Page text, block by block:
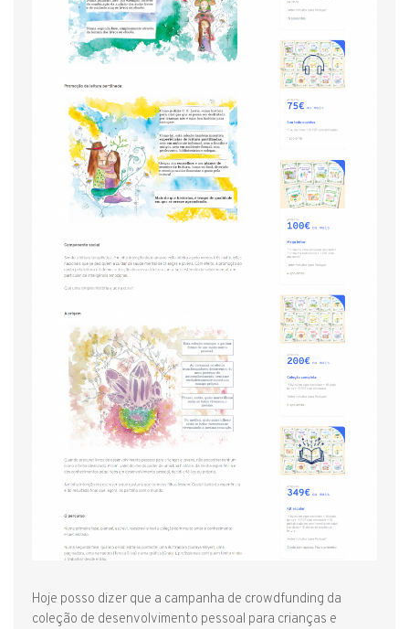
Hoje posso dizer que a campanha de crowdfunding da
coleção de desenvolvimento pessoal para crianças e